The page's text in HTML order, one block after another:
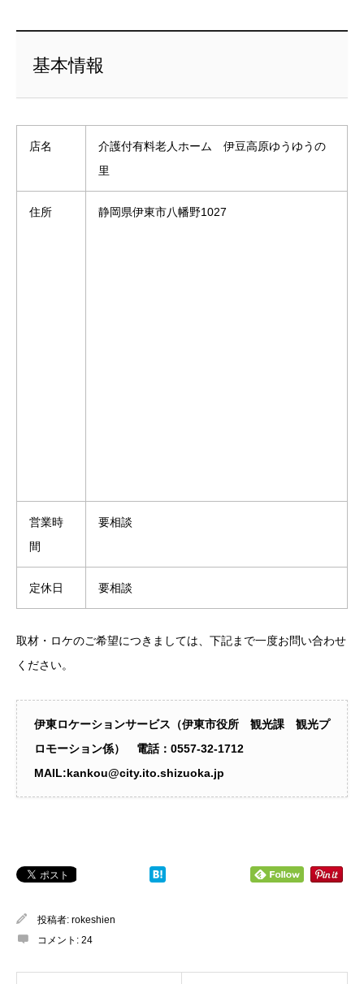
基本情報
店名
介護付有料老人ホーム 伊豆高原ゆうゆうの
里
住所 静岡県伊東市八幡野1027
営業時
間
要相談
定休日 要相談
取材・ロケのご希望につきましては、下記まで一度お問い合わせ
ください。
伊東ロケーションサービス（伊東市役所 観光課 観光プ
ロモーション係） 電話：0557‐32-1712
MAIL:kankou@city.ito.shizuoka.jp
投稿者: rokeshien
コメント: 24